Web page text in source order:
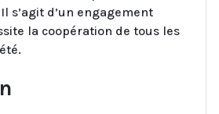
s’agit d’un engagement
la coopération de tous les